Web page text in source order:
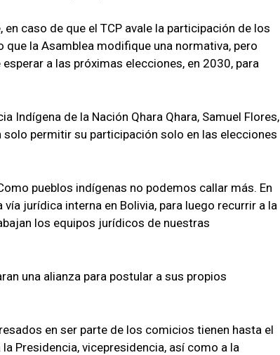
caso de que el TCP avale la participación de los
la Asamblea modifique una normativa, pero
a las próximas elecciones, en 2030, para
Indígena de la Nación Qhara Qhara, Samuel Flores,
permitir su participación solo en las elecciones
pueblos indígenas no podemos callar más. En
jurídica interna en Bolivia, para luego recurrir a la
los equipos jurídicos de nuestras
una alianza para postular a sus propios
en ser parte de los comicios tienen hasta el
Presidencia, vicepresidencia, así como a la